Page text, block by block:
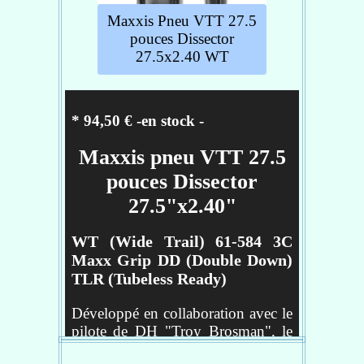
Gomme - 3C Maxx Grip
Taille de roues - 27.5
TB00017200
Maxxis Pneu VTT 27.5
pouces Dissector
27.5x2.40 WT
* 94,50 € -en stock -
Maxxis pneu VTT 27.5
pouces Dissector
27.5"x2.40"
WT (Wide Trail) 61-584 3C
Maxx Grip DD (Double Down)
TLR (Tubeless Ready)
Développé en collaboration avec le
pilote de DH "Troy Brosman", le
pneu Dissector est conçu pour une